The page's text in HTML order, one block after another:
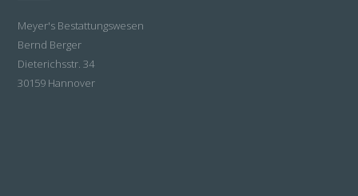
Meyer's Bestattungswesen
Bernd Berger
Dieterichsstr. 34
30159 Hannover